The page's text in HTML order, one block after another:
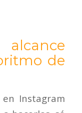
de
en Instagram